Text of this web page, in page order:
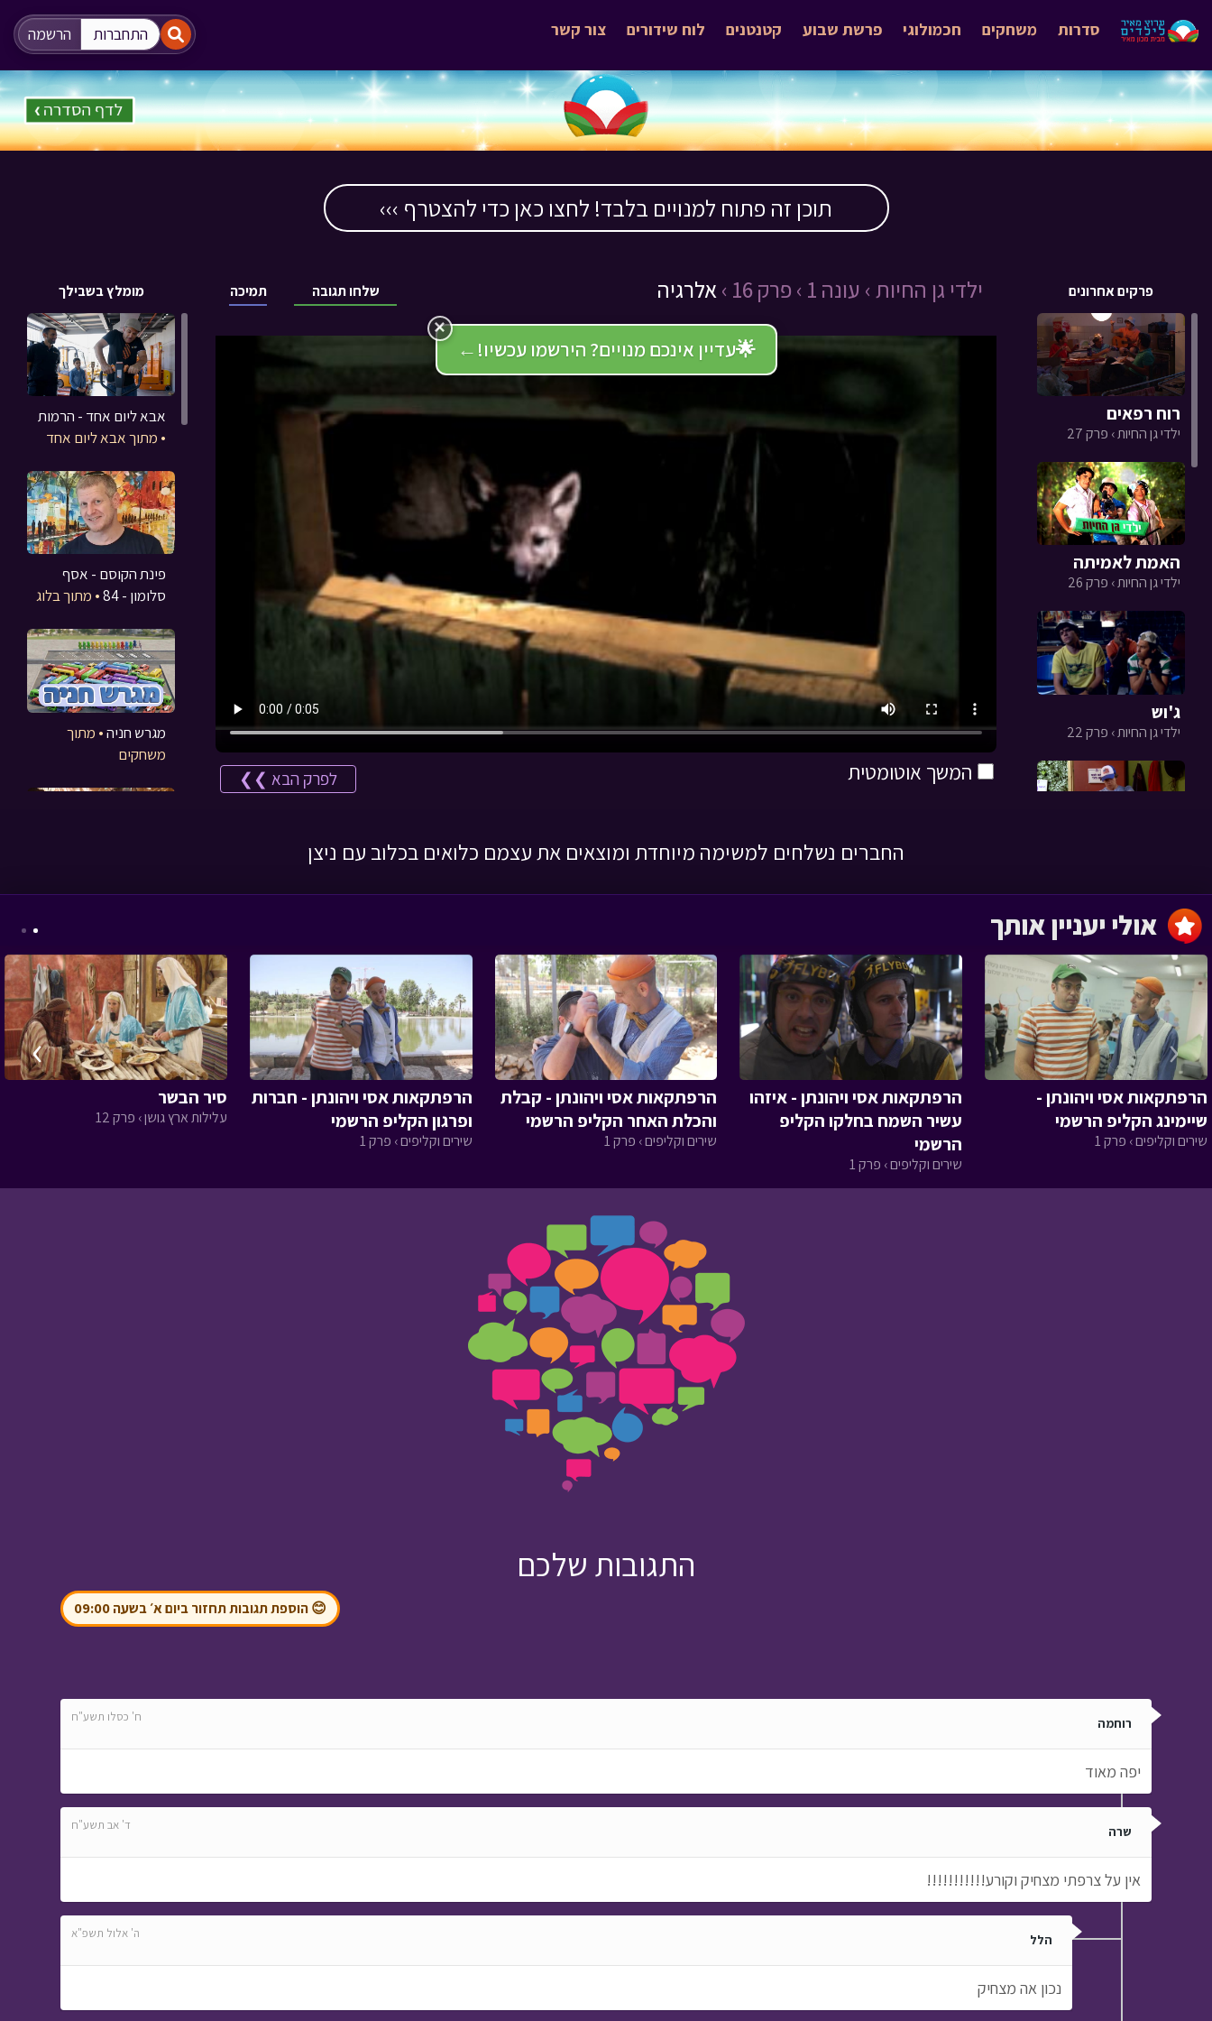
התחברות הרשמה צור קשר לוח שידורים קטנטנים פרשת שבוע חכמולוגי משחקים סדרות
תוכן זה פתוח למנויים בלבד! לחצו כאן כדי להצטרף ›››
מומלץ בשבילך תמיכה שלחו תגובה ילדי גן החיות › עונה 1 › פרק 16 › אלרגיה פרקים אחרונים
🌟עדיין אינכם מנויים? הירשמו עכשיו! ←
×
המשך אוטומטית לפרק הבא ❯❯
רוח רפאים
ילדי גן החיות › פרק 27
האמת לאמיתה
ילדי גן החיות › פרק 26
ג'וש
ילדי גן החיות › פרק 22
ריאליטי א'
ילדי גן החיות › פרק 20
אבא ליום אחד - הרמות
• מתוך אבא ליום אחד
פינת הקוסם - אסף
סלומון - 84
• מתוך בלוג
מגרש חניה• מתוך
משחקים
עלילות ארץ גושן - מי
מסע כומתה - חיפה•
מתוך מסע כומתה
פספוסים• מתוך אסי
טוביה וחברים
עם כלביא - זום - מנחם
בול בפוני - פרק 5 -
פורים • מתוך בול בפוני
החברים נשלחים למשימה מיוחדת ומוצאים את עצמם כלואים בכלוב עם ניצן
הרפתקאות אסי ויהונתן -
שיימינג הקליפ הרשמי
שירים וקליפים › פרק 1
הרפתקאות אסי ויהונתן - איזהו
עשיר השמח בחלקו הקליפ
הרשמי
שירים וקליפים › פרק 1
הרפתקאות אסי ויהונתן - קבלת
והכלת האחר הקליפ הרשמי
שירים וקליפים › פרק 1
הרפתקאות אסי ויהונתן - חברות
ופרגון הקליפ הרשמי
שירים וקליפים › פרק 1
סיר הבשר
עלילות ארץ גושן › פרק 12
‹
›
התגובות שלכם
😊 הוספת תגובות תחזור ביום א׳ בשעה 09:00
רוחמה ח' כסלו תשע"ח
יפה מאוד
שרה ד' אב תשע"ח
אין על צרפתי מצחיק וקורע!!!!!!!!!!!
הלל ה' אלול תשפ"א
נכון אה מצחיק